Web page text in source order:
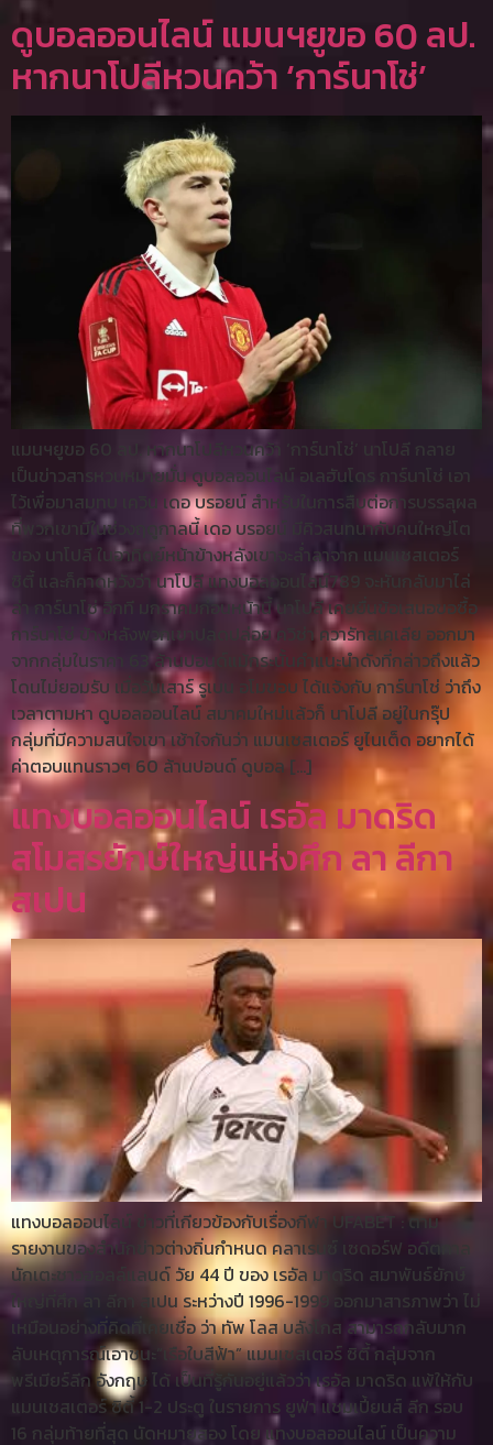
ดูบอลออนไลน์ แมนฯยูขอ 60 ลป.
หากนาโปลีหวนคว้า ‘การ์นาโช่’
แมนฯยูขอ 60 ลป. หากนาโปลีหวนคว้า ‘การ์นาโช่’ นาโปลี กลาย
เป็นข่าวสารหวนหมายมั่น ดูบอลออนไลน์ อเลฮันโดร การ์นาโช่ เอา
ไว้เพื่อมาสมทบ เควิน เดอ บรอยน์ สำหรับในการสืบต่อการบรรลุผล
ที่พวกเขามีในช่วงฤดูกาลนี้ เดอ บรอยน์ มีคิวสนทนากับคนใหญ่โต
ของ นาโปลี ในอาทิตย์หน้าข้างหลังเขาจะล่ำลาจาก แมนเชสเตอร์
ซิตี้ และก็คาดหวังว่า นาโปลี แทงบอลออนไลน์789 จะหันกลับมาไล่
ล่า การ์นาโช่ อีกที มกราคมก่อนหน้านี้ นาโปลี เคยยื่นข้อเสนอขอซื้อ
การ์นาโช่ ข้างหลังพวกเขาปลดปล่อย ควิช่า ควารัทสเคเลีย ออกมา
จากกลุ่มในราคา 63 ล้านปอนด์แม้กระนั้นคำแนะนำดังที่กล่าวถึงแล้ว
โดนไม่ยอมรับ เมื่อวันเสาร์ รูเบน อโมขอบ ได้แจ้งกับ การ์นาโช่ ว่าถึง
เวลาตามหา ดูบอลออนไลน์ สมาคมใหม่แล้วก็ นาโปลี อยู่ในกรุ๊ป
กลุ่มที่มีความสนใจเขา เช้าใจกันว่า แมนเชสเตอร์ ยูไนเต็ด อยากได้
ค่าตอบแทนราวๆ 60 ล้านปอนด์ ดูบอล […]
แทงบอลออนไลน์ เรอัล มาดริด
สโมสรยักษ์ใหญ่แห่งศึก ลา ลีกา
สเปน
แทงบอลออนไลน์ ข่าวที่เกียวข้องกับเรื่องกีฬา UFABET : ตาม
รายงานของสำนักข่าวต่างถิ่นกำหนด คลาเรนซ์ เซดอร์ฟ อดีตกาล
นักเตะชาวฮอลล์แลนด์ วัย 44 ปี ของ เรอัล มาดริด สมาพันธ์ยักษ์
ใหญ่ที่ศึก ลา ลีกา สเปน ระหว่างปี 1996-1999 ออกมาสารภาพว่า ไม่
เหมือนอย่างที่คิดที่เคยเชื่อ ว่า ทัพ โลส บลังโกส สามารถกลับมาก
ลับเหตุการณ์เอาชนะ“เรือใบสีฟ้า” แมนเชสเตอร์ ซิตี้ กลุ่มจาก
พรีเมียร์ลีก อังกฤษ ได้ เป็นที่รู้กันอยู่แล้วว่า เรอัล มาดริด แพ้ให้กับ
แมนเชสเตอร์ ซิตี้ 1-2 ประตู ในรายการ ยูฟ่า แชมเปี้ยนส์ ลีก รอบ
16 กลุ่มท้ายที่สุด นัดหมายสอง โดย แทงบอลออนไลน์ เป็นความ